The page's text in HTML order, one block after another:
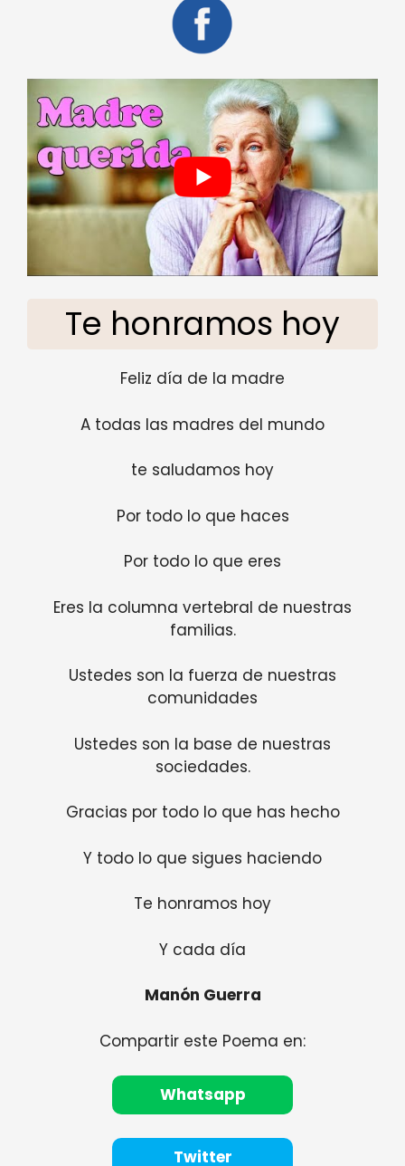
Te honramos hoy
Feliz día de la madre
A todas las madres del mundo
te saludamos hoy
Por todo lo que haces
Por todo lo que eres
Eres la columna vertebral de nuestras
familias.
Ustedes son la fuerza de nuestras
comunidades
Ustedes son la base de nuestras
sociedades.
Gracias por todo lo que has hecho
Y todo lo que sigues haciendo
Te honramos hoy
Y cada día
Manón Guerra
Compartir este Poema en:
Whatsapp
Twitter